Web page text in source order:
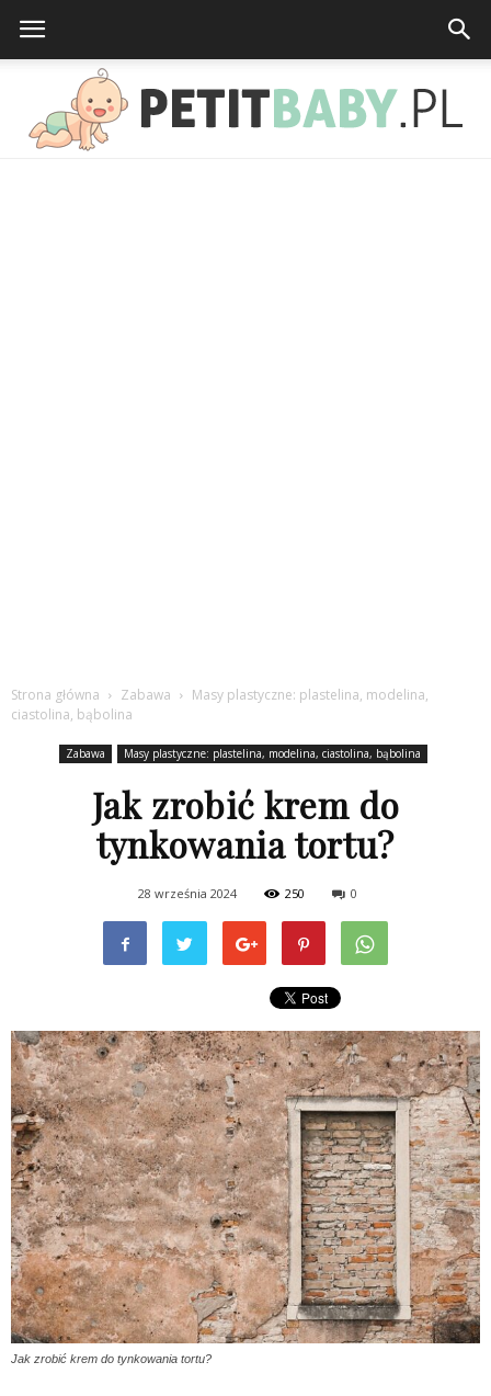
Strona główna Zabawa
Masy plastyczne: plastelina, modelina,
ciastolina, bąbolina
Zabawa Masy plastyczne: plastelina, modelina, ciastolina, bąbolina
Jak zrobić krem do
tynkowania tortu?
28 września 2024 250 0
Jak zrobić krem do tynkowania tortu?